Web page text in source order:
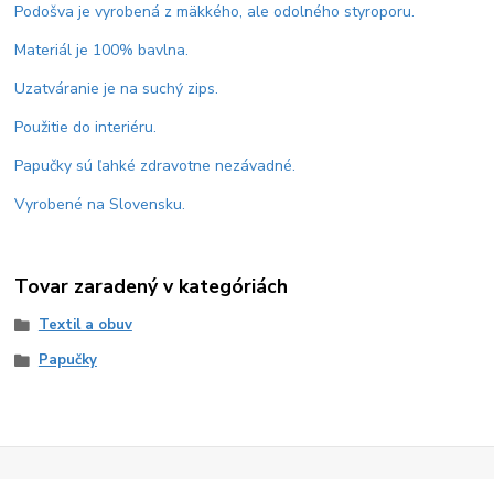
Podošva je vyrobená z mäkkého, ale odolného styroporu.
Materiál je 100% bavlna.
Uzatváranie je na suchý zips.
Použitie do interiéru.
Papučky sú ľahké zdravotne nezávadné.
Vyrobené na Slovensku.
Tovar zaradený v kategóriách
Textil a obuv
Papučky